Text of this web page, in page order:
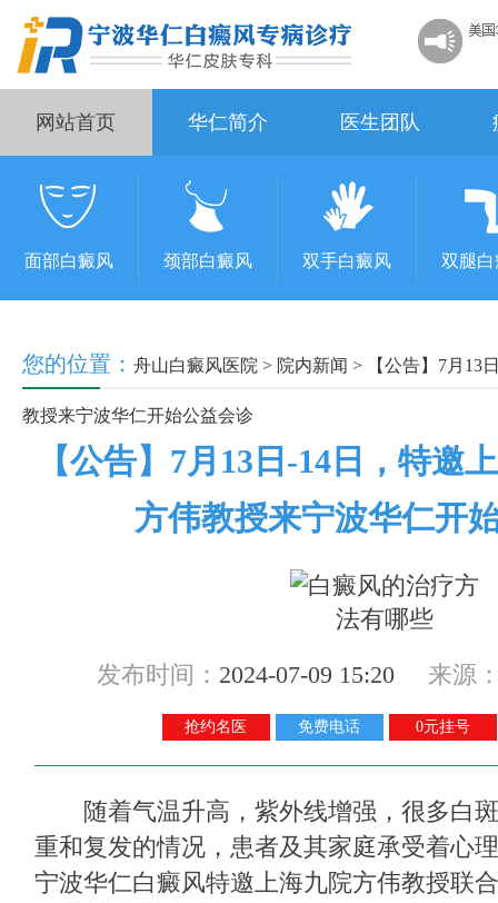
网站首页 华仁简介 医生团队
面部白癜风 颈部白癜风 双手白癜风 双腿
您的位置： 舟山白癜风医院 > 院内新闻 > 【公告】7月13
教授来宁波华仁开始公益会诊
【公告】7月13日-14日，特邀
方伟教授来宁波华仁开
发布时间： 2024-07-09 15:20 来源
抢约名医 免费电话 0元挂号
随着气温升高，紫外线增强，很多白斑
重和复发的情况，患者及其家庭承受着心
宁波华仁白癜风特邀上海九院方伟教授联